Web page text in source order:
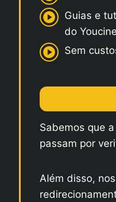
Guias e
do
Sem
Sabemos que
passam por
Além disso,